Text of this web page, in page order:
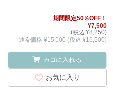
期間限定50％OFF！
¥7,500
(税込 ¥8,250)
通常価格 ¥15,000 (税込 ¥16,500)
カゴに入れる
お気に入り